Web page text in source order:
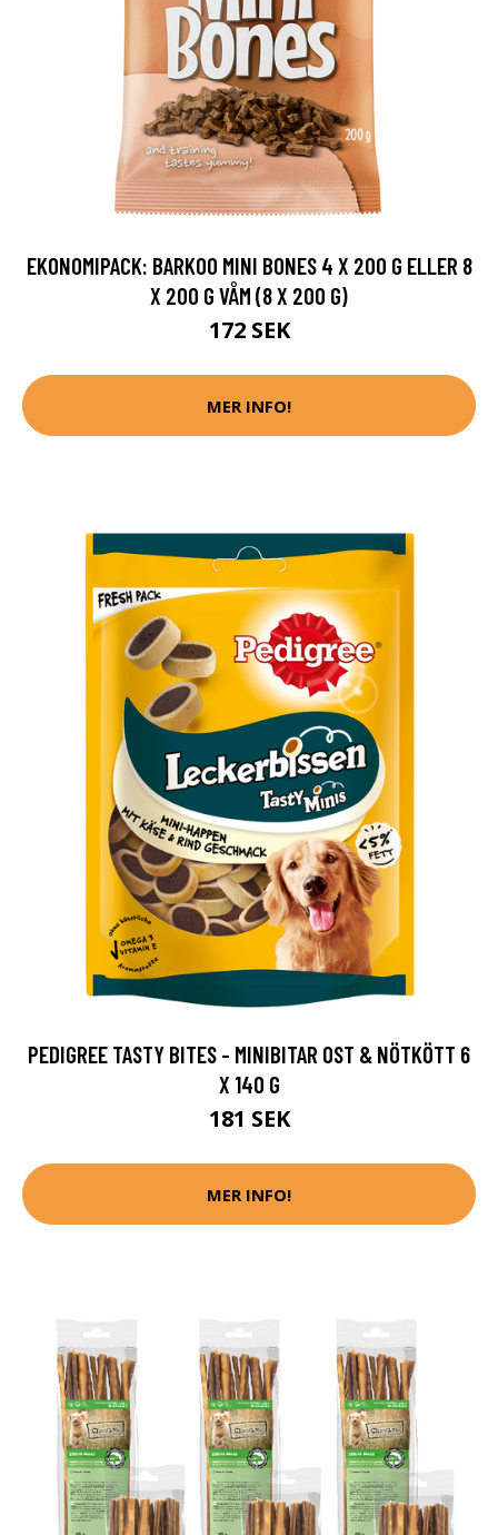
EKONOMIPACK: BARKOO MINI BONES 4 X 200 G ELLER 8
X 200 G VÅM (8 X 200 G)
172 SEK
MER INFO!
PEDIGREE TASTY BITES - MINIBITAR OST & NÖTKÖTT 6
X 140 G
181 SEK
MER INFO!